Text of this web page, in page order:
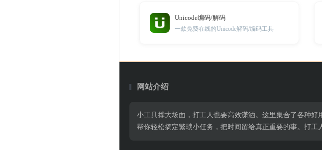
Unicode编码/解码
一款免费在线的Unicode解码/编码工具
网站介绍
小工具撑大场面，打工人也要高效潇洒。这里集合了各种
帮你轻松搞定繁琐小任务，把时间留给真正重要的事。打工